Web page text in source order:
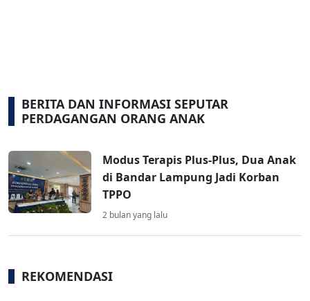
BERITA DAN INFORMASI SEPUTAR
PERDAGANGAN ORANG ANAK
Modus Terapis Plus-Plus, Dua Anak
di Bandar Lampung Jadi Korban
TPPO
2 bulan yang lalu
REKOMENDASI